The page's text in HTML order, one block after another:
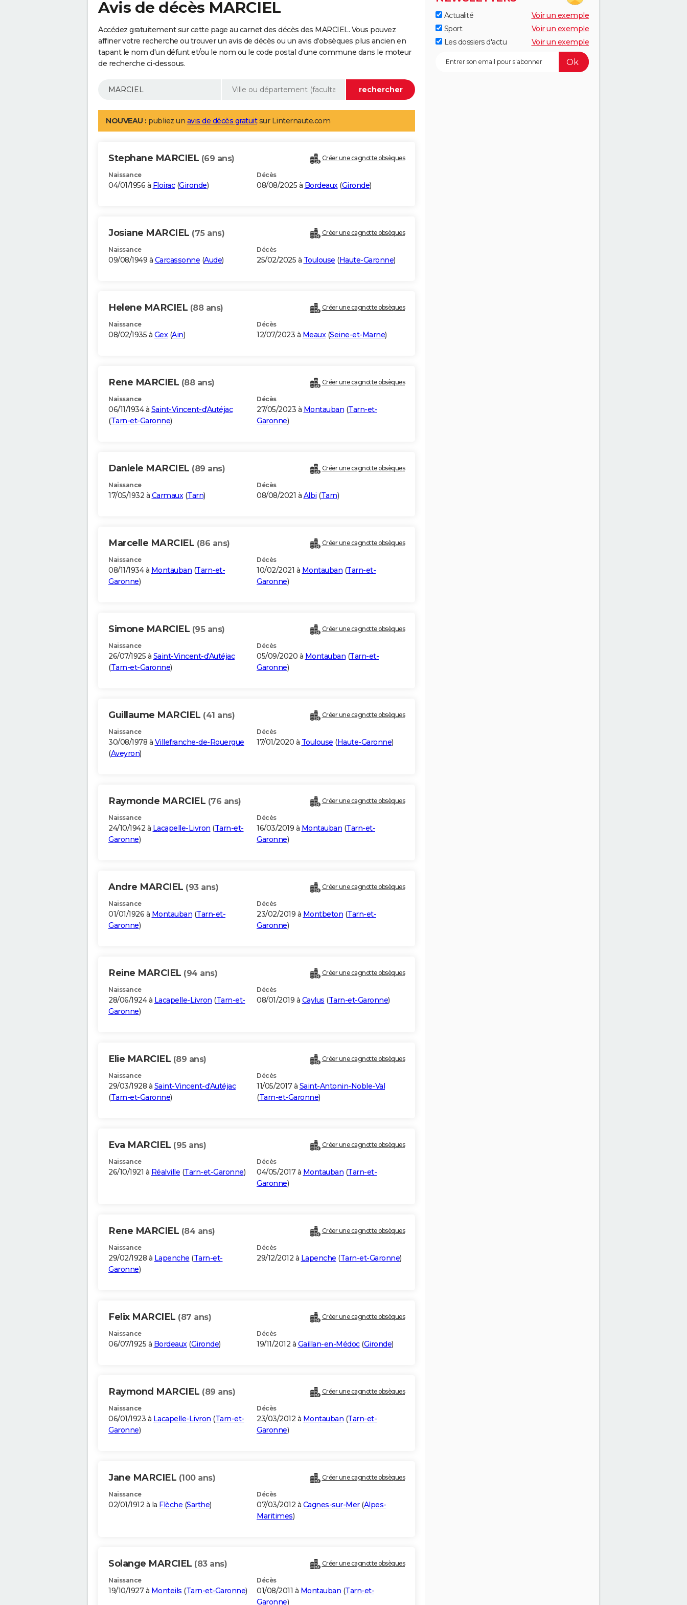
Avis de décès MARCIEL
Accédez gratuitement sur cette page au carnet des décès des MARCIEL. Vous pouvez
affiner votre recherche ou trouver un avis de décès ou un avis d'obsèques plus ancien en
tapant le nom d'un défunt et/ou le nom ou le code postal d'une commune dans le moteur
de recherche ci-dessous.
NOUVEAU : publiez un avis de décès gratuitsur Linternaute.com
Stephane MARCIEL (69 ans) Créer une cagnotte obsèques
Naissance
04/01/1956 à Floirac(Gironde)
Décès
08/08/2025 à Bordeaux(Gironde)
Josiane MARCIEL (75 ans) Créer une cagnotte obsèques
Naissance
09/08/1949 à Carcassonne (Aude)
Décès
25/02/2025 à Toulouse (Haute-Garonne)
Helene MARCIEL (88 ans) Créer une cagnotte obsèques
Naissance
08/02/1935 à Gex(Ain)
Décès
12/07/2023 à Meaux(Seine-et-Marne)
Rene MARCIEL (88 ans) Créer une cagnotte obsèques
Naissance
06/11/1934 à Saint-Vincent-d'Autéjac
(Tarn-et-Garonne)
Décès
27/05/2023 à Montauban (Tarn-et-
Garonne)
Daniele MARCIEL (89 ans) Créer une cagnotte obsèques
Naissance
17/05/1932 à Carmaux(Tarn)
Décès
08/08/2021 à Albi (Tarn)
Marcelle MARCIEL (86 ans) Créer une cagnotte obsèques
Naissance
08/11/1934 à Montauban (Tarn-et-
Garonne)
Décès
10/02/2021 à Montauban (Tarn-et-
Garonne)
Simone MARCIEL (95 ans) Créer une cagnotte obsèques
Naissance
26/07/1925 à Saint-Vincent-d'Autéjac
(Tarn-et-Garonne)
Décès
05/09/2020 à Montauban (Tarn-et-
Garonne)
Guillaume MARCIEL (41 ans) Créer une cagnotte obsèques
Naissance
30/08/1978 à Villefranche-de-Rouergue
(Aveyron)
Décès
17/01/2020 à Toulouse (Haute-Garonne)
Raymonde MARCIEL (76 ans) Créer une cagnotte obsèques
Naissance
24/10/1942 à Lacapelle-Livron (Tarn-et-
Garonne)
Décès
16/03/2019 à Montauban (Tarn-et-
Garonne)
Andre MARCIEL (93 ans) Créer une cagnotte obsèques
Naissance
01/01/1926 à Montauban (Tarn-et-
Garonne)
Décès
23/02/2019 à Montbeton (Tarn-et-
Garonne)
Reine MARCIEL (94 ans) Créer une cagnotte obsèques
Naissance
28/06/1924 à Lacapelle-Livron (Tarn-et-
Garonne)
Décès
08/01/2019 à Caylus (Tarn-et-Garonne)
Elie MARCIEL (89 ans) Créer une cagnotte obsèques
Naissance
29/03/1928 à Saint-Vincent-d'Autéjac
(Tarn-et-Garonne)
Décès
11/05/2017 à Saint-Antonin-Noble-Val
(Tarn-et-Garonne)
Eva MARCIEL (95 ans) Créer une cagnotte obsèques
Naissance
26/10/1921 à Réalville (Tarn-et-Garonne)
Décès
04/05/2017 à Montauban (Tarn-et-
Garonne)
Rene MARCIEL (84 ans) Créer une cagnotte obsèques
Naissance
29/02/1928 à Lapenche (Tarn-et-
Garonne)
Décès
29/12/2012 à Lapenche (Tarn-et-Garonne)
Felix MARCIEL (87 ans) Créer une cagnotte obsèques
Naissance
06/07/1925 à Bordeaux(Gironde)
Décès
19/11/2012 à Gaillan-en-Médoc(Gironde)
Raymond MARCIEL (89 ans) Créer une cagnotte obsèques
Naissance
06/01/1923 à Lacapelle-Livron (Tarn-et-
Garonne)
Décès
23/03/2012 à Montauban (Tarn-et-
Garonne)
Jane MARCIEL (100 ans) Créer une cagnotte obsèques
Naissance
02/01/1912 à la Flèche (Sarthe)
Décès
07/03/2012 à Cagnes-sur-Mer(Alpes-
Maritimes)
Solange MARCIEL (83 ans) Créer une cagnotte obsèques
Naissance
19/10/1927 à Monteils (Tarn-et-Garonne)
Décès
01/08/2011 à Montauban (Tarn-et-
Garonne)
Actualité
Voir un exemple
Sport
Voir un exemple
Les dossiers d'actu
Voir un exemple